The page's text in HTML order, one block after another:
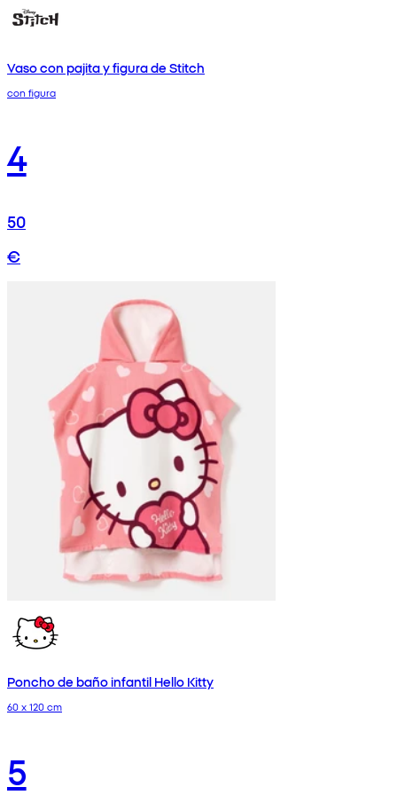
Vaso con pajita y figura de Stitch
con figura
4
50
€
Poncho de baño infantil Hello Kitty
60 x 120 cm
5